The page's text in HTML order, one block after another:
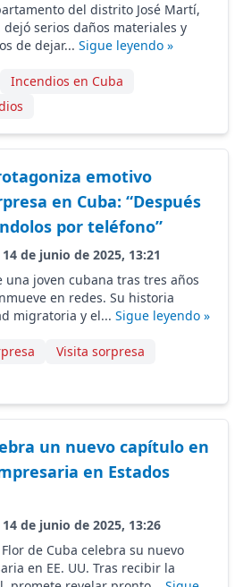
del distrito José Martí,
serios daños materiales y
de dejar... Sigue leyendo »
Incendios en Cuba
emotivo
en Cuba: “Después
por teléfono”
de junio de 2025, 13:21
una joven cubana tras tres años
en redes. Su historia
migratoria y el... Sigue leyendo »
Visita sorpresa
un nuevo capítulo en
en Estados
de junio de 2025, 13:26
de Cuba celebra su nuevo
en EE. UU. Tras recibir la